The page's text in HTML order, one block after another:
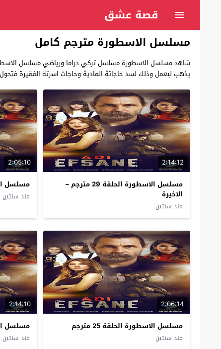
قصة عشق
مسلسل الاسطورة مترجم كامل
يذهب ليعمل وذلك لسد حاجاتة المادية وحاجات اسرتة الفقيرة
2:14:12
مسلسل الاسطورة الحلقة 29 مترجم –
الاخيرة
منذ سنتين
2:05:10
مسلسل
منذ سنتين
2:06:14
مسلسل الاسطورة الحلقة 25 مترجم
منذ سنتين
2:14:10
مسلسل
منذ سنتين